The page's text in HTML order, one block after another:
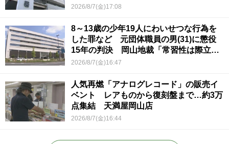
2026/8/7(金)17:08
8～13歳の少年19人にわいせつな行為を
した罪など 元団体職員の男(31)に懲役
15年の判決 岡山地裁「常習性は際立っ
ていて被害結果も非常に重い」
2026/8/7(金)16:47
人気再燃「アナログレコード」の販売イ
ベント レアものから復刻盤まで…約3万
点集結 天満屋岡山店
2026/8/7(金)16:44